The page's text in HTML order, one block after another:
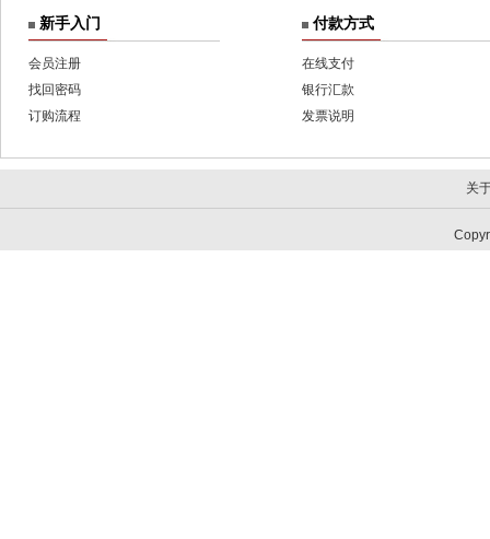
新手入门
会员注册
找回密码
订购流程
付款方式
在线支付
银行汇款
发票说明
关